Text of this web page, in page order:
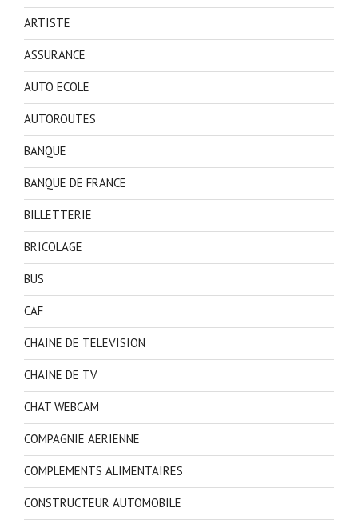
ARTISTE
ASSURANCE
AUTO ECOLE
AUTOROUTES
BANQUE
BANQUE DE FRANCE
BILLETTERIE
BRICOLAGE
BUS
CAF
CHAINE DE TELEVISION
CHAINE DE TV
CHAT WEBCAM
COMPAGNIE AERIENNE
COMPLEMENTS ALIMENTAIRES
CONSTRUCTEUR AUTOMOBILE